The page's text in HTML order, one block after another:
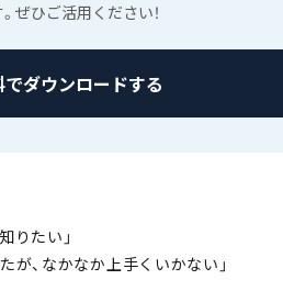
ぜひご活用ください！
でダウンロードする
りたい」
が、なかなか上手くいかない」